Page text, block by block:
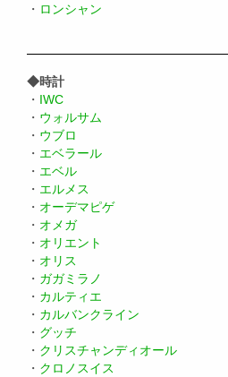
・ ロンシャン
◆時計
・ IWC
・ ウォルサム
・ ウブロ
・ エベラール
・ エベル
・ エルメス
・ オーデマピゲ
・ オメガ
・ オリエント
・ オリス
・ ガガミラノ
・ カルティエ
・ カルバンクライン
・ グッチ
・ クリスチャンディオール
・ クロノスイス